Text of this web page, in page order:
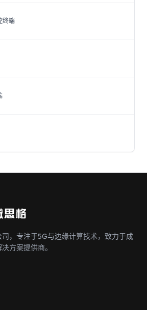
终端
，专注于5G与边缘计算技术，致力于成
方案提供商。